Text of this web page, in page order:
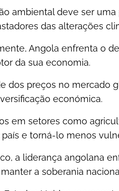
ambiental deve ser
das alterações
Angola enfrenta o
da sua economia.
dos preços no mercado
económica.
em setores como
país e torná-lo menos
a liderança angolana
a soberania